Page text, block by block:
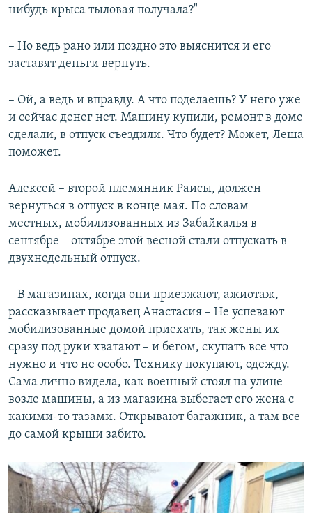
нибудь крыса тыловая получала?"
– Но ведь рано или поздно это выяснится и его
заставят деньги вернуть.
– Ой, а ведь и вправду. А что поделаешь? У него уже
и сейчас денег нет. Машину купили, ремонт в доме
сделали, в отпуск съездили. Что будет? Может, Леша
поможет.
Алексей – второй племянник Раисы, должен
вернуться в отпуск в конце мая. По словам
местных, мобилизованных из Забайкалья в
сентябре – октябре этой весной стали отпускать в
двухнедельный отпуск.
– В магазинах, когда они приезжают, ажиотаж, –
рассказывает продавец Анастасия – Не успевают
мобилизованные домой приехать, так жены их
сразу под руки хватают – и бегом, скупать все что
нужно и что не особо. Технику покупают, одежду.
Сама лично видела, как военный стоял на улице
возле машины, а из магазина выбегает его жена с
какими-то тазами. Открывают багажник, а там все
до самой крыши забито.